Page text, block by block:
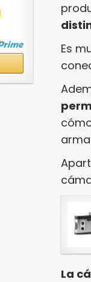
Es
La